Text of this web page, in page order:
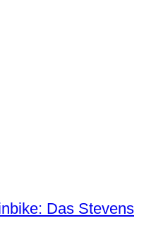
Das Stevens